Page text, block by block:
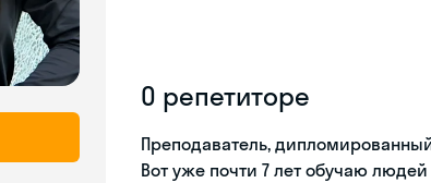
О репетиторе
Преподаватель,
Вот уже почти 7 лет обучаю